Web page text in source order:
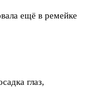
ещё в ремейке
глаз,